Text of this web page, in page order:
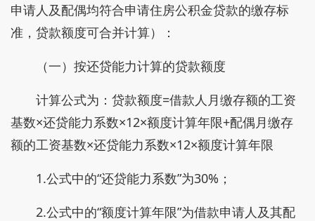
申请人及配偶均符合申请住房公积金贷款的缴存标
准，贷款额度可合并计算）：
（一）按还贷能力计算的贷款额度
计算公式为：贷款额度=借款人月缴存额的工资
基数×还贷能力系数×12×额度计算年限+配偶月缴存
额的工资基数×还贷能力系数×12×额度计算年限
1.公式中的“还贷能力系数”为30%；
2.公式中的“额度计算年限”为借款申请人及其配